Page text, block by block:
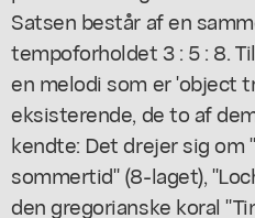
Satsen består af en
tempoforholdet 3 : 5 : 8.
en melodi som er 'object
eksisterende, de to af
kendte: Det drejer sig om
sommertid" (8-laget),
den gregorianske koral